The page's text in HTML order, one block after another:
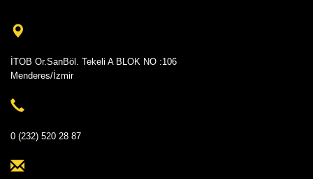
İTOB Or.SanBöl. Tekeli A BLOK NO :106
Menderes/İzmir
0 (232) 520 28 87